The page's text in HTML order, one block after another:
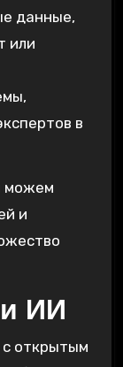
данные,
или
в
можем
и
ИИ
открытым